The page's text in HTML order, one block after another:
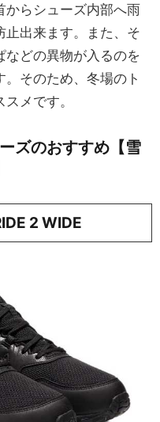
からシューズ内部へ雨
止出来ます。また、そ
などの異物が入るのを
そのため、冬場のト
メです。
ズのおすすめ【雪
2 WIDE